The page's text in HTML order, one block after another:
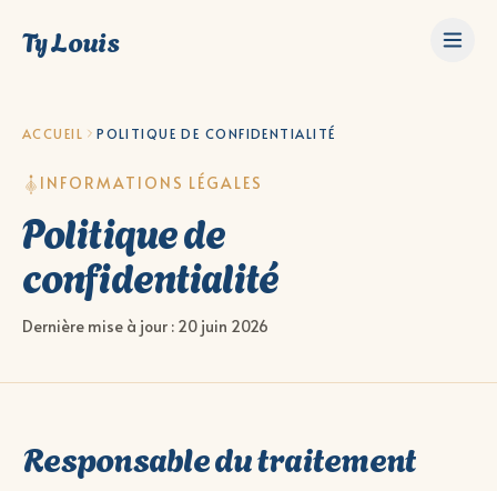
Ty Louis
ACCUEIL POLITIQUE DE CONFIDENTIALITÉ
INFORMATIONS LÉGALES
Politique de
confidentialité
Dernière mise à jour : 20 juin 2026
Responsable du traitement